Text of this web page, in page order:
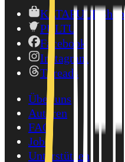
KATAPULT-Shop
PULTU
Facebook
Instagram
Threads
Über uns
Autoren
FAQ
Jobs
Unterstützen